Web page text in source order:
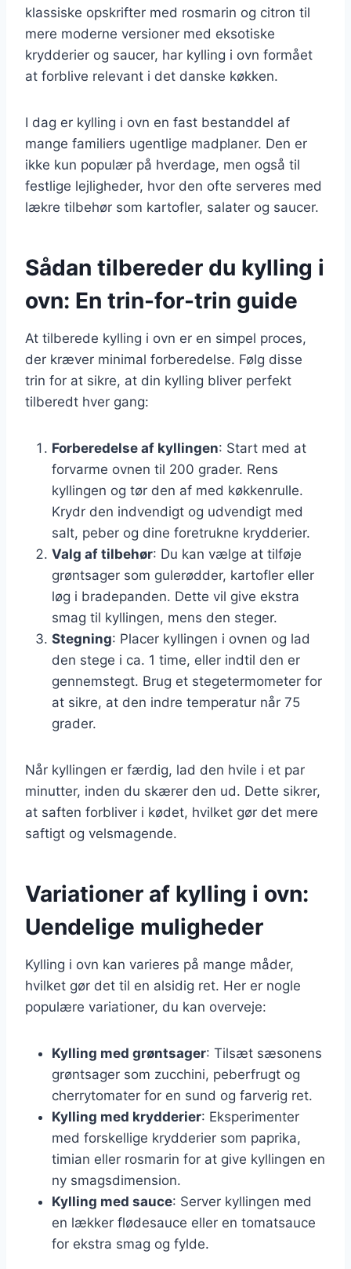
klassiske opskrifter med rosmarin og citron til
mere moderne versioner med eksotiske
krydderier og saucer, har kylling i ovn formået
at forblive relevant i det danske køkken.
I dag er kylling i ovn en fast bestanddel af
mange familiers ugentlige madplaner. Den er
ikke kun populær på hverdage, men også til
festlige lejligheder, hvor den ofte serveres med
lækre tilbehør som kartofler, salater og saucer.
Sådan tilbereder du kylling i
ovn: En trin-for-trin guide
At tilberede kylling i ovn er en simpel proces,
der kræver minimal forberedelse. Følg disse
trin for at sikre, at din kylling bliver perfekt
tilberedt hver gang:
Forberedelse af kyllingen: Start med at
forvarme ovnen til 200 grader. Rens
kyllingen og tør den af med køkkenrulle.
Krydr den indvendigt og udvendigt med
salt, peber og dine foretrukne krydderier.
Valg af tilbehør: Du kan vælge at tilføje
grøntsager som gulerødder, kartofler eller
løg i bradepanden. Dette vil give ekstra
smag til kyllingen, mens den steger.
Stegning: Placer kyllingen i ovnen og lad
den stege i ca. 1 time, eller indtil den er
gennemstegt. Brug et stegetermometer for
at sikre, at den indre temperatur når 75
grader.
Når kyllingen er færdig, lad den hvile i et par
minutter, inden du skærer den ud. Dette sikrer,
at saften forbliver i kødet, hvilket gør det mere
saftigt og velsmagende.
Variationer af kylling i ovn:
Uendelige muligheder
Kylling i ovn kan varieres på mange måder,
hvilket gør det til en alsidig ret. Her er nogle
populære variationer, du kan overveje:
Kylling med grøntsager: Tilsæt sæsonens
grøntsager som zucchini, peberfrugt og
cherrytomater for en sund og farverig ret.
Kylling med krydderier: Eksperimenter
med forskellige krydderier som paprika,
timian eller rosmarin for at give kyllingen en
ny smagsdimension.
Kylling med sauce: Server kyllingen med
en lækker flødesauce eller en tomatsauce
for ekstra smag og fylde.